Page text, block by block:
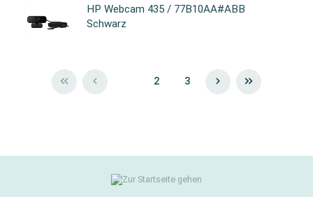
HP Webcam 435 / 77B10AA#ABB
Schwarz
2 3